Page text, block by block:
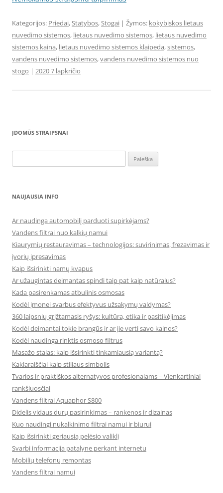
Kategorijos: Priedai,Statybos,Stogai | Žymos: kokybiskos lietaus
nuvedimo sistemos, lietaus nuvedimo sistemos, lietaus nuvedimo
sistemos kaina, lietaus nuvedimo sistemos klaipeda,sistemos,
vandens nuvedimo sistemos,vandens nuvedimo sistemos nuo
stogo | 2020 7 lapkričio
ĮDOMŪS STRAIPSNAI
NAUJAUSIA INFO
Ar naudinga automobilį parduoti supirkėjams?
Vandens filtrai nuo kalkių namui
Kiaurymių restauravimas – technologijos: suvirinimas, frezavimas ir
įvorių įpresavimas
Kaip išsirinkti namų kvapus
Ar užaugintas deimantas spindi taip pat kaip natūralus?
Kada pasirenkamas atbulinis osmosas
Kodėl įmonei svarbus efektyvus užsakymų valdymas?
360 laipsnių grįžtamasis ryšys: kultūra, etika ir pasitikėjimas
Kodėl deimantai tokie brangūs ir ar jie verti savo kainos?
Kodėl naudinga rinktis osmoso filtrus
Masažo stalas: kaip išsirinkti tinkamiausią variantą?
Kaklaraiščiai kaip stiliaus simbolis
Tvarios ir praktiškos alternatyvos profesionalams – Vienkartiniai
rankšluosčiai
Vandens filtrai Aquaphor S800
Didelis vidaus durų pasirinkimas – rankenos ir dizainas
Kuo naudingi nukalkinimo filtrai namui ir biurui
Kaip išsirinkti geriausią pelėsio valiklį
Svarbi informacija patalyne perkant internetu
Mobilių telefonų remontas
Vandens filtrai namui